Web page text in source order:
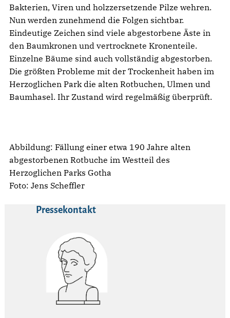
Bakterien, Viren und holzzersetzende Pilze wehren.
Nun werden zunehmend die Folgen sichtbar.
Eindeutige Zeichen sind viele abgestorbene Äste in
den Baumkronen und vertrocknete Kronenteile.
Einzelne Bäume sind auch vollständig abgestorben.
Die größten Probleme mit der Trockenheit haben im
Herzoglichen Park die alten Rotbuchen, Ulmen und
Baumhasel. Ihr Zustand wird regelmäßig überprüft.
Abbildung: Fällung einer etwa 190 Jahre alten
abgestorbenen Rotbuche im Westteil des
Herzoglichen Parks Gotha
Foto: Jens Scheffler
Pressekontakt